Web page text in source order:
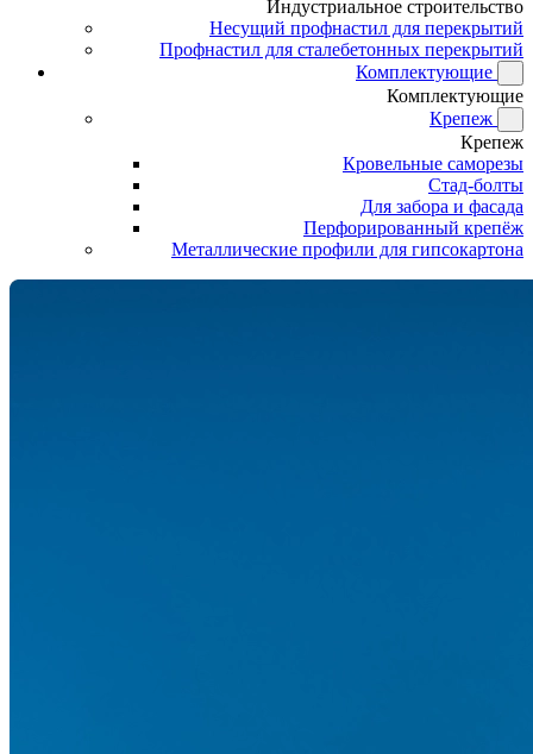
Индустриальное строительство
Несущий профнастил для перекрытий
Профнастил для сталебетонных перекрытий
Комплектующие
Комплектующие
Крепеж
Крепеж
Кровельные саморезы
Стад-болты
Для забора и фасада
Перфорированный крепёж
Металлические профили для гипсокартона